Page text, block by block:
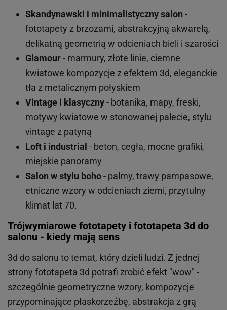
Skandynawski i minimalistyczny salon -
fototapety z brzozami, abstrakcyjną akwarelą,
delikatną geometrią w odcieniach bieli i szarości
Glamour- marmury, złote linie, ciemne
kwiatowe kompozycje z efektem 3d, eleganckie
tła z metalicznym połyskiem
Vintage i klasyczny- botanika, mapy, freski,
motywy kwiatowe w stonowanej palecie, stylu
vintage z patyną
Loft i industrial - beton, cegła, mocne grafiki,
miejskie panoramy
Salon w stylu boho- palmy, trawy pampasowe,
etniczne wzory w odcieniach ziemi, przytulny
klimat lat 70.
Trójwymiarowe fototapety i fototapeta 3d do
salonu - kiedy mają sens
3d do salonu to temat, który dzieli ludzi. Z jednej
strony fototapeta 3d potrafi zrobić efekt "wow" -
szczególnie geometryczne wzory, kompozycje
przypominające płaskorzeźbę, abstrakcja z grą